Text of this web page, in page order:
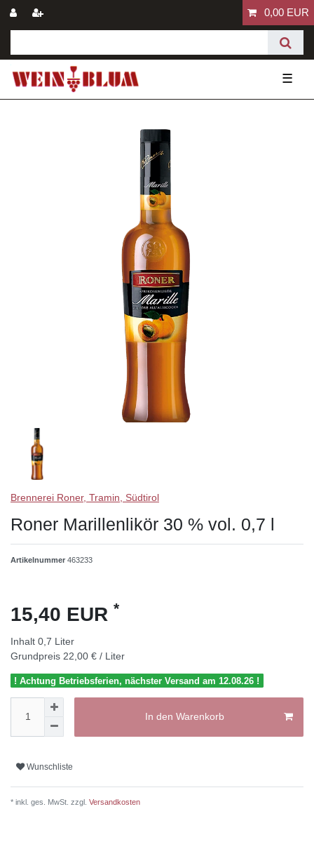
0,00 EUR
☰
Brennerei Roner, Tramin, Südtirol
Roner Marillenlikör 30 % vol. 0,7 l
Artikelnummer 463233
15,40 EUR *
Inhalt 0,7 Liter
Grundpreis 22,00 € / Liter
! Achtung Betriebsferien, nächster Versand am 12.08.26 !
In den Warenkorb
Wunschliste
* inkl. ges. MwSt. zzgl. Versandkosten